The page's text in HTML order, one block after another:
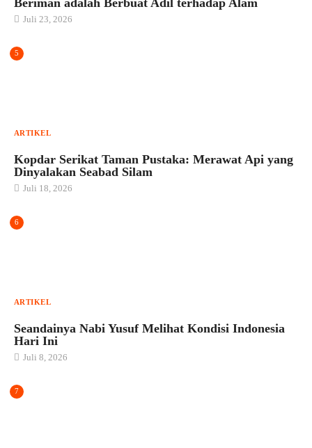
Juli 23, 2026
5
ARTIKEL
Kopdar Serikat Taman Pustaka: Merawat Api yang
Dinyalakan Seabad Silam
Juli 18, 2026
6
ARTIKEL
Seandainya Nabi Yusuf Melihat Kondisi Indonesia
Hari Ini
Juli 8, 2026
7